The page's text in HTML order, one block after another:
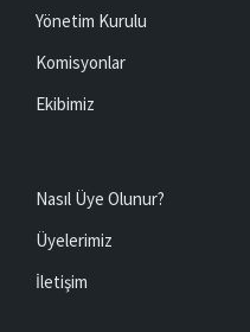
Yönetim Kurulu
Komisyonlar
Ekibimiz
Nasıl Üye Olunur?
Üyelerimiz
İletişim